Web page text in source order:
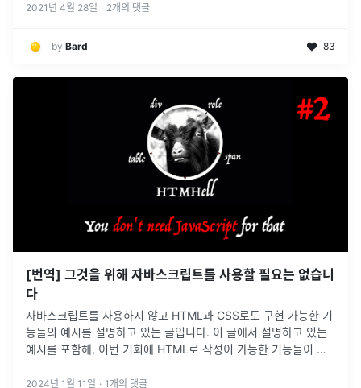
2021년 4월 28일 · 2개의 댓글
by Bard 83
[번역] 그것을 위해 자바스크립트를 사용할 필요는 없습니
다
자바스크립트를 사용하지 않고 HTML과 CSS로도 구현 가능한 기
능들의 예시를 설명하고 있는 글입니다. 이 글에서 설명하고 있는
예시를 포함해, 이번 기회에 HTML로 작성이 가능한 기능들이 어
2024년 1월 11일 · 1 개의 댓글